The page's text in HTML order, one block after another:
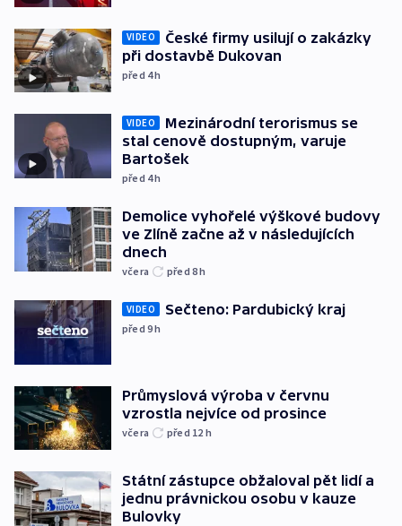
VIDEO
České firmy usilují o zakázky
při dostavbě Dukovan
před 4h
VIDEO
Mezinárodní terorismus se
stal cenově dostupným, varuje
Bartošek
před 4h
Demolice vyhořelé výškové budovy
ve Zlíně začne až v následujících
dnech
včera před 8h
VIDEO Sečteno: Pardubický kraj
před 9h
Průmyslová výroba v červnu
vzrostla nejvíce od prosince
včera před 12 h
Státní zástupce obžaloval pět lidí a
jednu právnickou osobu v kauze
Bulovky